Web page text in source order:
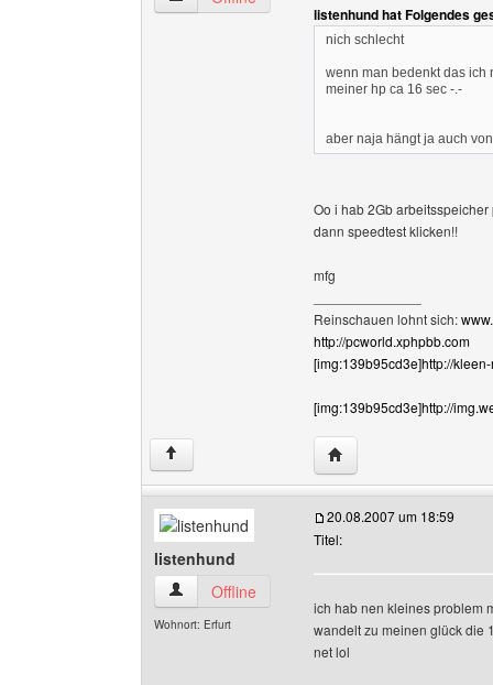
listenhund hat Folgendes
nich schlecht
wenn man bedenkt das ich
meiner hp ca 16 sec -.-
aber naja hängt ja auch
Oo i hab 2Gb
dann speedtest klicken!!
mfg
Reinschauen lohnt sich:
http://pcworld.xphpbb.com
[img:139b95cd3e]http://
[img:139b95cd3e]http://
↑ Website dieses
listenhund
listenhund Benutzer-Profile anzeigen
Offline
Wohnort: Erfurt
20.08.2007 um 18:59
Titel:
ich hab nen kleines problem
wandelt zu meinen glück die
net lol